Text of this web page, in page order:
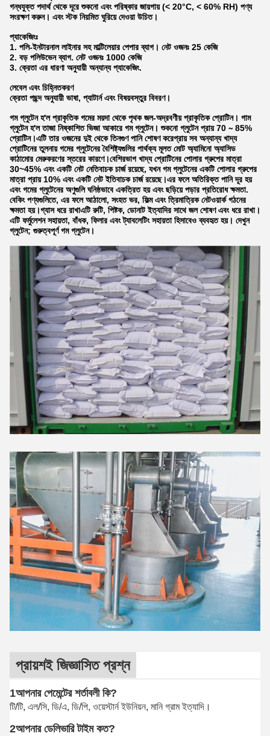
গন্ধযুক্ত পদার্থ থেকে দূরে শুকনো এবং পরিষ্কার জায়গায় (< 20°C, < 60% RH) পণ্য
সংরক্ষণ করুন। এবং স্টক নিয়মিত ঘুরিয়ে দেওয়া উচিত।
প্যাকেজিংঃ
1. পলি-ইনটারনাল লাইনার সহ মাল্টিলেয়ার পেপার ব্যাগ। নেট ওজনঃ 25 কেজি
2. বড় পলিউভেন ব্যাগ. নেট ওজনঃ 1000 কেজি
3. ক্রেতা এর ধারণা অনুযায়ী অন্যান্য প্যাকেজিং.
লেবেল এবং চিহ্নিতকরণ
ক্রেতা পছন্দ অনুযায়ী ভাষা, প্যাটার্ন এবং বিষয়বস্তুর বিবরণ।
গম গ্লুটেন হ'ল প্রাকৃতিক গমের ময়দা থেকে পৃথক জল-অদ্রবণীয় প্রাকৃতিক প্রোটিন। গাম
গ্লুটেন হ'ল তাজা নিষ্কাশিত ভিজা আকারে গম গ্লুটেন। শুকনো গ্লুটেন প্রায় 70 ∼ 85%
প্রোটিন।এটি তার ওজনের দুই থেকে তিনগুণ পানি শোষণ করেপ্রায় সব অন্যান্য খাদ্য
প্রোটিনের তুলনায় গমের গ্লুটেনের বৈশিষ্ট্যগুলির পার্থক্য মূলত মোট অ্যামিনো অ্যাসিড
কাঠামোর মেরুকরণের স্তরের কারণে।বেশিরভাগ খাদ্য প্রোটিনের পোলার গ্রুপের মাত্রা
30~45% এবং একটি নেট নেতিবাচক চার্জ রয়েছে, যখন গম গ্লুটেনের একটি পোলার গ্রুপের
মাত্রা প্রায় 10% এবং একটি নেট ইতিবাচক চার্জ রয়েছে।এর ফলে অতিরিক্ত পানি দূর হয়
এবং গমের গ্লুটেনের অণুগুলি ঘনিষ্ঠভাবে একত্রিত হয় এবং ছড়িয়ে পড়ার প্রতিরোধ ক্ষমতা.
বেকিং পণ্যগুলিতে, এর ফলে আঠালো, সংহত ভর, ফিল্ম এবং ত্রিমাত্রিক নেটওয়ার্ক গঠনের
ক্ষমতা হয়।গ্যাস ধরে রাখাএটি রুটি, পিষ্টক, ডোনাট ইত্যাদির সাথে জল শোষণ এবং ধরে রাখা।
এটি ফর্মুলেশন সহায়তা, বাঁধক, ফিলার এবং ট্যাবলেটিং সহায়তা হিসাবেও ব্যবহৃত হয়। দেখুন
গ্লুটেন; গুরুত্বপূর্ণ গম গ্লুটেন।
প্রায়শই জিজ্ঞাসিত প্রশ্ন
1আপনার পেমেন্টের শর্তাবলী কি?
টি/টি, এল/সি, ডি/এ, ডি/পি, ওয়েস্টার্ন ইউনিয়ন, মানি গ্রাম ইত্যাদি।
2আপনার ডেলিভারি টাইম কত?